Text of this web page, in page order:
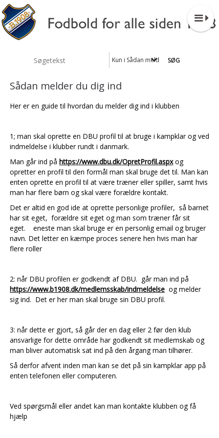
Kun i Sådan melder du dig ind
Sådan melder du dig ind
Her er en guide til hvordan du melder dig ind i klubben
1; man skal oprette en DBU profil til at bruge i kampklar og ved
indmeldelse i klubber rundt i danmark.
Man går ind på https://www.dbu.dk/OpretProfil.aspxog
opretter en profil til den formål man skal bruge det til. Man kan
enten oprette en profil til at være træner eller spiller, samt hvis
man har flere børn og skal være forældre kontakt.
Det er altid en god ide at oprette personlige profiler, så barnet
har sit eget, forældre sit eget og man som træner får sit
eget. eneste man skal bruge er en personlig email og bruger
navn. Det letter en kæmpe proces senere hen hvis man har
flere roller
2: når DBU profilen er godkendt af DBU. går man ind på
https://www.b1908.dk/medlemsskab/indmeldelse og melder
sig ind. Det er her man skal bruge sin DBU profil.
3: når dette er gjort, så går der en dag eller 2 før den klub
ansvarlige for dette område har godkendt sit medlemskab og
man bliver automatisk sat ind på den årgang man tilhører.
Så derfor afvent inden man kan se det på sin kampklar app på
enten telefonen eller computeren.
Ved spørgsmål eller andet kan man kontakte klubben og få
hjælp